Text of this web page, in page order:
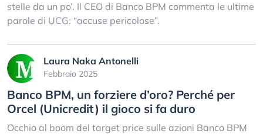
stelle da un po’. Il CEO di Banco BPM commenta le ultime
parole di UCG: “accuse pericolose”.
Laura Naka Antonelli
Febbraio 2025
Banco BPM, un forziere d’oro? Perché per
Orcel (Unicredit) il gioco si fa duro
Occhio al boom del target price sulle azioni Banco BPM